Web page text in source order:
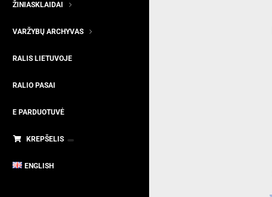
ŽINIASKLAIDAI
VARŽYBŲ ARCHYVAS
RALIS LIETUVOJE
RALIO PASAI
E PARDUOTUVĖ
KREPŠELIS
ENGLISH